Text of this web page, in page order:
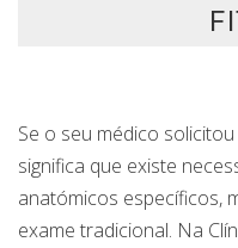
Se o seu médico
significa que existe
anatómicos específicos,
exame tradicional. Na